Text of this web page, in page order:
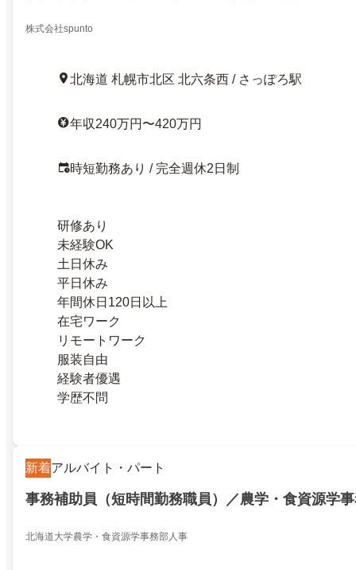
株式会社spunto
北海道 札幌市北区 北六条西 / さっぽろ駅
年収240万円〜420万円
時短勤務あり / 完全週休2日制
研修あり
未経験OK
土日休み
平日休み
年間休日120日以上
在宅ワーク
リモートワーク
服装自由
経験者優遇
学歴不問
新着アルバイト・パート
事務補助員（短時間勤務職員）／農学・食資源学
北海道大学農学・食資源学事務部人事